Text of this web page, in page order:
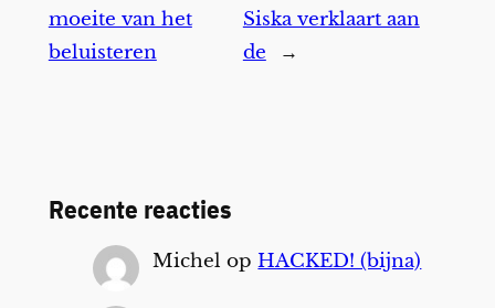
moeite van het
beluisteren
Siska verklaart aan
de
→
Recente reacties
Michel opHACKED! (bijna)